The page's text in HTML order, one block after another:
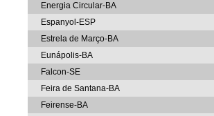
Energia Circular-BA
Espanyol-ESP
Estrela de Março-BA
Eunápolis-BA
Falcon-SE
Feira de Santana-BA
Feirense-BA